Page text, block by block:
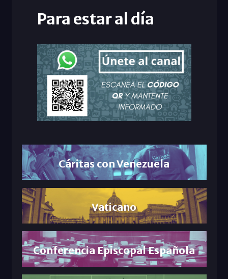
Para estar al día
Cáritas con Venezuela
Vaticano
Conferencia Episcopal Española